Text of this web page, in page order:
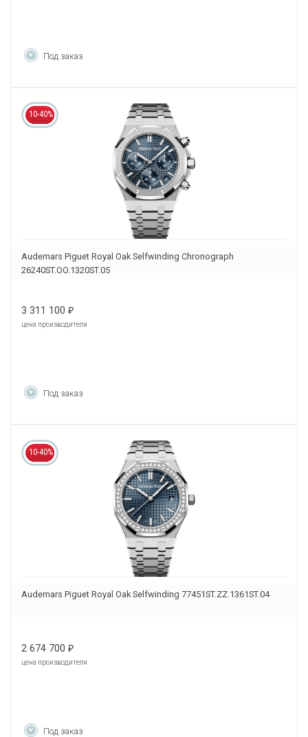
Под заказ
10-40%
Audemars Piguet Royal Oak Selfwinding Chronograph
26240ST.OO.1320ST.05
3 311 100 ₽
цена производителя
Под заказ
10-40%
Audemars Piguet Royal Oak Selfwinding 77451ST.ZZ.1361ST.04
2 674 700 ₽
цена производителя
Под заказ